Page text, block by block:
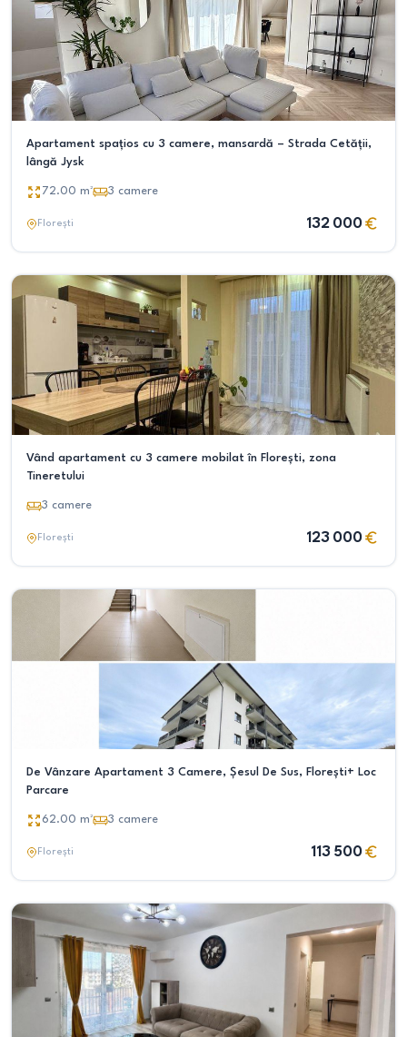
Apartament spațios cu 3 camere, mansardă – Strada Cetății,
lângă Jysk
72.00 m² 3 camere
Florești 132 000
Vând apartament cu 3 camere mobilat în Florești, zona
Tineretului
3 camere
Florești 123 000
De Vânzare Apartament 3 Camere, Șesul De Sus, Florești+ Loc
Parcare
62.00 m² 3 camere
Florești 113 500